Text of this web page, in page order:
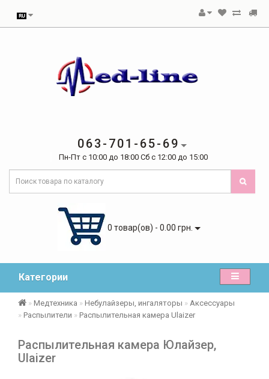
063-701-65-69
Пн-Пт с 10:00 до 18:00 Сб с 12:00 до 15:00
0 товар(ов) - 0.00 грн.
Категории
Медтехника Небулайзеры, ингаляторы
Аксессуары
Распылители
Распылительная камера Ulaizer
Распылительная камера Юлайзер,
Ulaizer